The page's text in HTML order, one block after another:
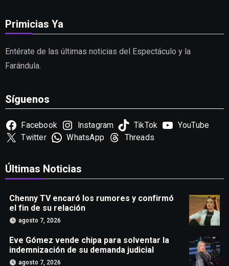
Primicias Ya
Entérate de las últimas noticias del Espectáculo y la
Farándula.
Síguenos
Facebook Instagram TikTok
YouTube
Twitter
WhatsApp Threads
Últimas Noticias
Chenny TV encaró los rumores y confirmó
el fin de su relación
agosto 7, 2026
Eve Gómez vende chipa para solventar la
indemnización de su demanda judicial
agosto 7, 2026